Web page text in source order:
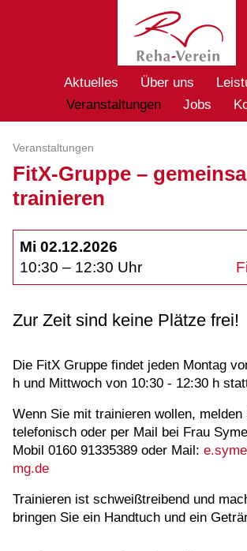
Aktuelles Über uns
Veranstaltungen
Jobs
Veranstaltungen
FitX-Gruppe –
trainieren
Mi 02.12.2026
10:30 – 12:30 Uhr
Zur Zeit sind keine Plätze frei!
Die FitX Gruppe findet jeden Montag
h und Mittwoch von 10:30 - 12:30 h
Wenn Sie mit trainieren wollen,
telefonisch oder per Mail bei Frau
Mobil 0160 91335389 oder Mail:
mg.de
Trainieren ist schweißtreibend und
bringen Sie ein Handtuch und ein